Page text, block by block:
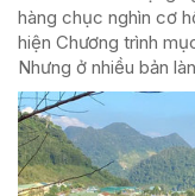
hàng chục nghìn cơ
hiện Chương trình
Nhưng ở nhiều bản